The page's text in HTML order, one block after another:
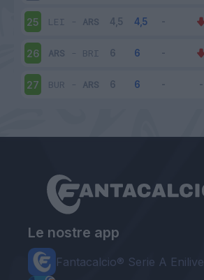
25 LEI - ARS
26 ARS - BRI
27 BUR - ARS
Le nostre app
Fantacalcio® Serie A Enilive